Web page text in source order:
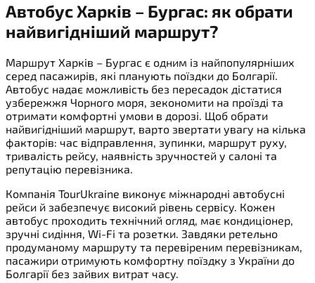
Автобус Харків – Бургас: як обрати
найвигідніший маршрут?
Маршрут Харків – Бургас є одним із найпопулярніших
серед пасажирів, які планують поїздки до Болгарії.
Автобус надає можливість без пересадок дістатися
узбережжя Чорного моря, зекономити на проїзді та
отримати комфортні умови в дорозі. Щоб обрати
найвигідніший маршрут, варто звертати увагу на кілька
факторів: час відправлення, зупинки, маршрут руху,
тривалість рейсу, наявність зручностей у салоні та
репутацію перевізника.
Компанія TourUkraine виконує міжнародні автобусні
рейси й забезпечує високий рівень сервісу. Кожен
автобус проходить технічний огляд, має кондиціонер,
зручні сидіння, Wi-Fi та розетки. Завдяки ретельно
продуманому маршруту та перевіреним перевізникам,
пасажири отримують комфортну поїздку з України до
Болгарії без зайвих витрат часу.